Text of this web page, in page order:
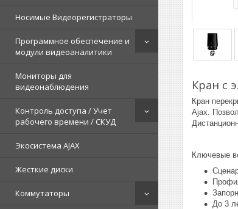
Носимые Видеорегистраторы
Программное обеспечение и
модули видеоаналитики
Мониторы для
видеонаблюдения
Контроль доступа / Учет
рабочего времени / СКУД
Экосистема AJAX
Жесткие диски
Коммутаторы
Кран с
Кран
Ajax.
Ключевые
До 3